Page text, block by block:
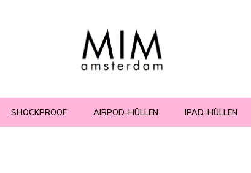
SHOCKPROOF AIRPOD-HÜLLEN IPAD-HÜLLEN